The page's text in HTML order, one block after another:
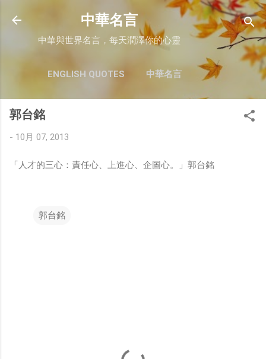
跳至主要內容
中華名言
中華與世界名言，每天潤澤你的心靈
ENGLISH QUOTES 中華名言
郭台銘
- 10月 07, 2013
「人才的三心：責任心、上進心、企圖心。」郭台銘
郭台銘